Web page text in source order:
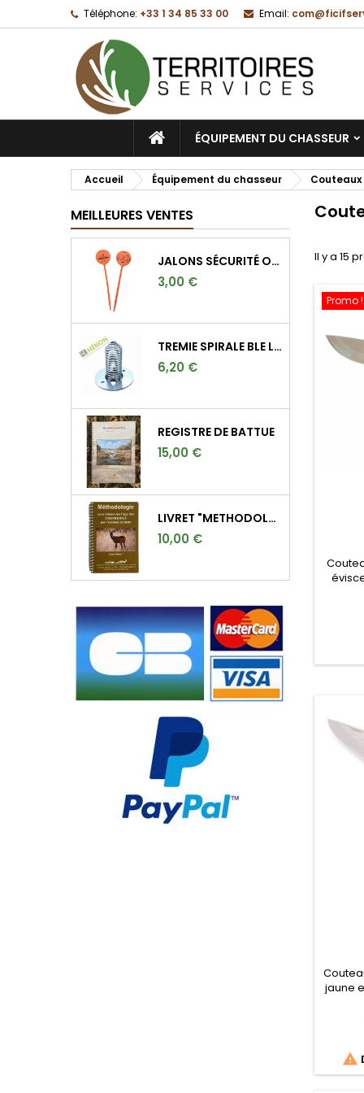
Téléphone: +33 1 34 85 33 00 Email:
ACCUEILÉQUIPEMENT DU CHASSEUR
Accueil Équipement du chasseur Couteaux
MEILLEURES VENTES
JALONS SÉCURITÉ ORANGE FLUO POUR MARQUER L'ANGLE DE 30°
3,00 €
TREMIE SPIRALE BLE LONGUE 9CM
6,20 €
REGISTRE DE BATTUE
15,00 €
LIVRET "METHODOLOGIE POUR DETERMINER L'AGE DES CHEVREUILS"
10,00 €
Il y a 15
Promo !
G3
jaune
